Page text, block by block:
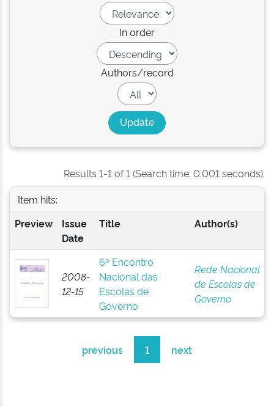
In order
Authors/record
Results 1-1 of 1 (Search time: 0.001 seconds).
Item hits:
Preview
Issue
Date
Title Author(s)
2008-
12-15
6º Encontro
Nacional das
Escolas de
Governo
Rede Nacional
de Escolas de
Governo
previous 1 next